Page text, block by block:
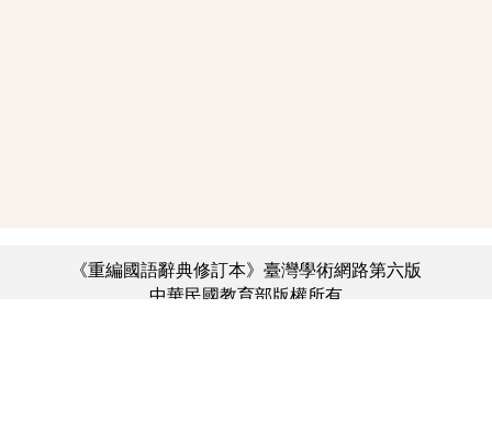
《重編國語辭典修訂本》臺灣學術網路第六版
中華民國教育部版權所有